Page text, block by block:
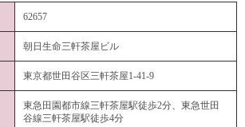
62657
朝日生命三軒茶屋ビル
東京都世田谷区三軒茶屋1-41-9
東急田園都市線三軒茶屋駅徒歩2分、東急世田
谷線三軒茶屋駅徒歩4分